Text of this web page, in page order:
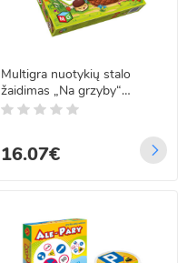
Multigra nuotykių stalo
žaidimas „Na grzyby“
GR0397
16.07€